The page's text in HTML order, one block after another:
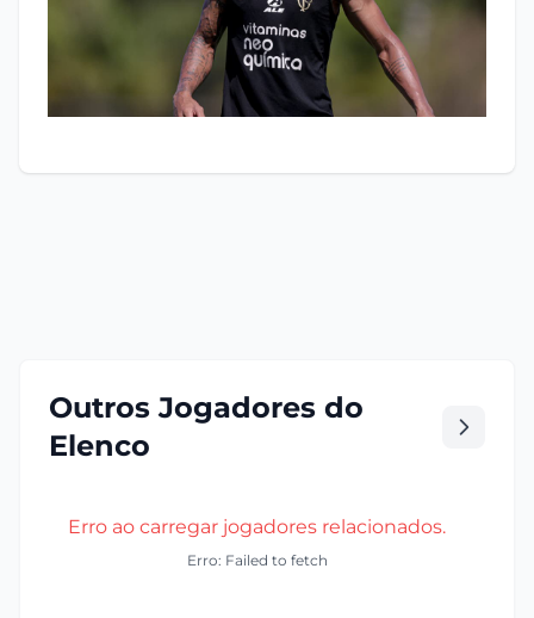
Outros Jogadores do
Elenco
Erro ao carregar jogadores relacionados.
Erro: Failed to fetch